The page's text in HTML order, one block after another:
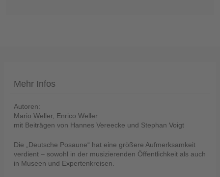
+49
(0)37422
2341
Mehr Infos
Autoren:
Mario Weller, Enrico Weller
mit Beiträgen von Hannes Vereecke und Stephan Voigt
Die „Deutsche Posaune“ hat eine größere Aufmerksamkeit
verdient – sowohl in der musizierenden Öffentlichkeit als auch
in Museen und Expertenkreisen.